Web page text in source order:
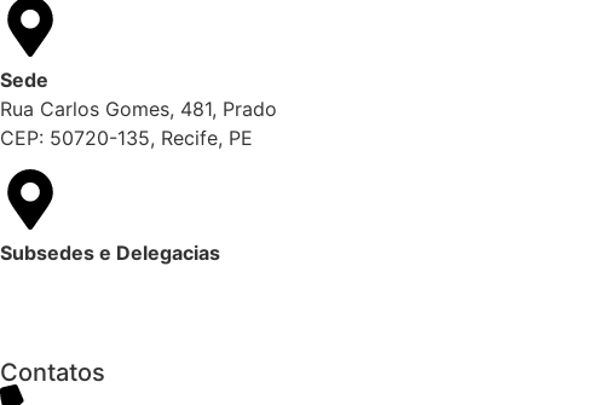
Sede
Rua Carlos Gomes, 481, Prado
CEP: 50720-135, Recife, PE
Subsedes e Delegacias
Contatos